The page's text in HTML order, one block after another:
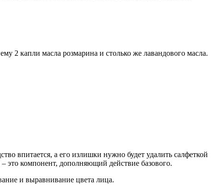
2 капли масла розмарина и столько же лавандового масла.
впитается, а его излишки нужно будет удалить салфеткой
это компонент, дополняющий действие базового.
и выравнивание цвета лица.